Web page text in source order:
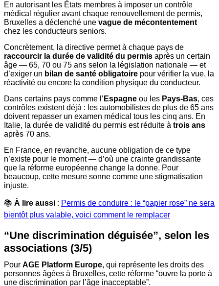
En autorisant les États membres à imposer un contrôle
médical régulier avant chaque renouvellement de permis,
Bruxelles a déclenché une vague de mécontentement
chez les conducteurs seniors.
Concrètement, la directive permet à chaque pays de
raccourcir la durée de validité du permis après un certain
âge — 65, 70 ou 75 ans selon la législation nationale — et
d’exiger un bilan de santé obligatoire pour vérifier la vue, la
réactivité ou encore la condition physique du conducteur.
Dans certains pays comme l’ Espagne ou les Pays-Bas, ces
contrôles existent déjà : les automobilistes de plus de 65 ans
doivent repasser un examen médical tous les cinq ans. En
Italie, la durée de validité du permis est réduite à trois ans
après 70 ans.
En France, en revanche, aucune obligation de ce type
n’existe pour le moment — d’où une crainte grandissante
que la réforme européenne change la donne. Pour
beaucoup, cette mesure sonne comme une stigmatisation
injuste.
📚 À lire aussi : Permis de conduire : le “papier rose” ne sera
bientôt plus valable, voici comment le remplacer
“Une discrimination déguisée”, selon les
associations (3/5)
Pour AGE Platform Europe, qui représente les droits des
personnes âgées à Bruxelles, cette réforme “ouvre la porte à
une discrimination par l’âge inacceptable”.